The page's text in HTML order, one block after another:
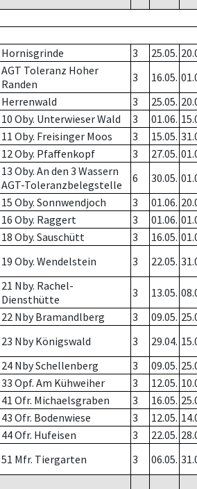
Hornisgrinde 3 25.05.
AGT Toleranz Hoher
Randen
3 16.05.
Herrenwald 3 25.05.
10 Oby. Unterwieser Wald 3 01.06.
11 Oby. Freisinger Moos 3 15.05.
12 Oby. Pfaffenkopf 3 27.05.
13 Oby. An den 3 Wassern
AGT-Toleranzbelegstelle
6 30.05.
15 Oby. Sonnwendjoch 3 01.06.
16 Oby. Raggert 3 01.06.
18 Oby. Sauschütt 3 16.05.
19 Oby. Wendelstein 3 22.05.
21 Nby. Rachel-
Diensthütte
3 13.05.
22 Nby Bramandlberg 3 09.05.
23 Nby Königswald 3 29.04.
24 Nby Schellenberg 3 09.05.
33 Opf. Am Kühweiher 3 12.05.
41 Ofr. Michaelsgraben 3 16.05.
43 Ofr. Bodenwiese 3 12.05.
44 Ofr. Hufeisen 3 22.05.
51 Mfr. Tiergarten 3 06.05.